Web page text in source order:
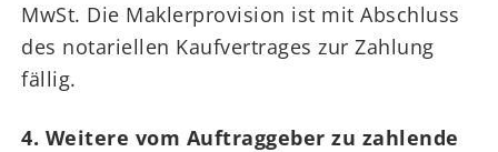
MwSt. Die Maklerprovision ist mit Abschluss
des notariellen Kaufvertrages zur Zahlung
fällig.
4. Weitere vom Auftraggeber zu zahlende